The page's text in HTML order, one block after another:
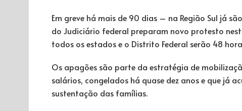
Em greve há mais de 90 dias – na Região Sul já
do Judiciário federal preparam novo protesto
todos os estados e o Distrito Federal serão 48
Os apagões são parte da estratégia de
salários, congelados há quase dez anos e que já
sustentação das famílias.